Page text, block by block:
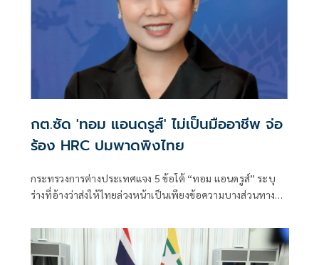
กต.ซัด 'ทอม แอนดรูส์' ไม่เป็นมืออาชีพ จ่อ
ร้อง HRC ปมพาดพิงไทย
กระทรวงการต่างประเทศแจง 5 ข้อโต้ “ทอม แอนดรูส์” ระบุ
ร่างที่อ้างว่าส่งให้ไทยล่วงหน้าเป็นเพียงข้อความบางส่วนทาง